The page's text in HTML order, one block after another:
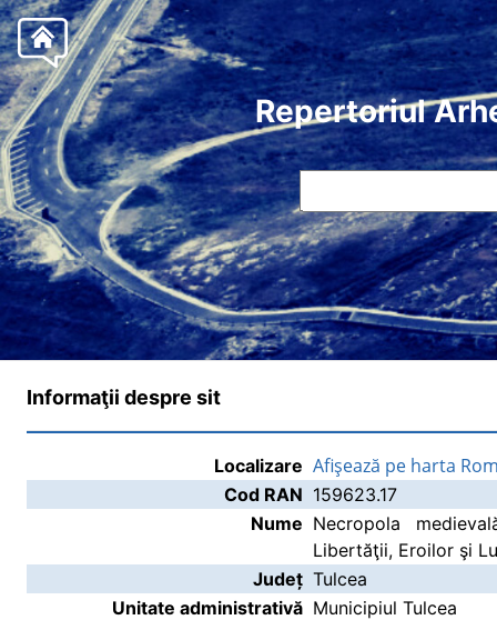
Repertoriul
Informaţii despre sit
Localizare Afişează pe harta
Cod RAN 159623.17
Nume Necropola
Libertăţii, Eroilor şi
Județ Tulcea
Unitate administrativă Municipiul Tulcea